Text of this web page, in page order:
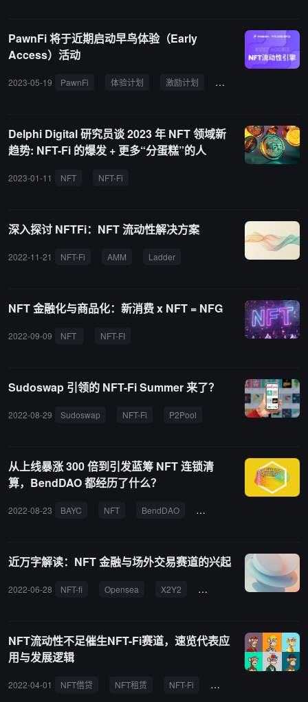
得到近 30 家头部 BTC 和 ETH NFT &铭文项目及 Mantle 生态基金
会的大力支持。 据 RootData 页面，5 月 23 日，MUA DAO 宣布由
Avalanche、ByteTrade、Rocktree Capital 和吴忌寒等参投的新一轮
PawnFi 将于近期启动早鸟体验（Early
Access）活动
2023-05-19 PawnFi 体验计划 激励计划 NFT-FI
Delphi Digital 研究员谈 2023 年 NFT 领域新
趋势: NFT-Fi 的爆发 + 更多“分蛋糕”的人
2023-01-11 NFT NFT-Fi
深入探讨 NFTFi：NFT 流动性解决方案
2022-11-21 NFT-Fi AMM Ladder
NFT 金融化与商品化：新消费 x NFT = NFG
2022-09-09 NFT NFT-FI
Sudoswap 引领的 NFT-Fi Summer 来了？
2022-08-29 Sudoswap NFT-Fi P2Pool
从上线暴涨 300 倍到引发蓝筹 NFT 连锁清
算，BendDAO 都经历了什么？
2022-08-23 BAYC NFT BendDAO NFT-Fi
近万字解读：NFT 金融与场外交易赛道的兴起
2022-06-28 NFT-fi Opensea X2Y2 Trader.xyz sudoswap
NFT流动性不足催生NFT-Fi赛道，速览代表应
用与发展逻辑
2022-04-01 NFT借贷 NFT租赁 NFT-Fi Fractional.